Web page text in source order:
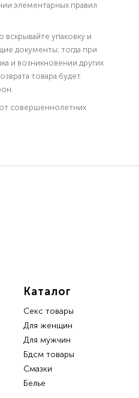
элементарных правил
вскрывайте упаковку и
документы; тогда при
и возникновении других
товара будет
совершеннолетних
Каталог
Секс товары
Для женщин
Для мужчин
Бдсм товары
Смазки
Белье